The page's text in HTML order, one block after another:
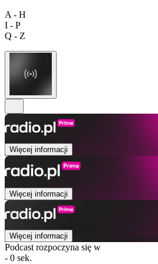
A - H
I - P
Q - Z
Więcej informacji
Więcej informacji
Więcej informacji
Podcast rozpoczyna się w
- 0 sek.